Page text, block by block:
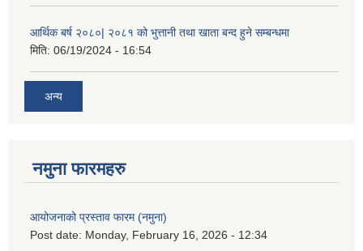
आर्थिक बर्ष २०८०| २०८१ को भुत्तानी तथा खाता बन्द हुने सम्बन्धमा
मिति: 06/19/2024 - 16:54
अन्य
नमुना फारमहरु
आयोजनाको प्रस्ताव फारम (नमुना)
Post date: Monday, February 16, 2026 - 12:34